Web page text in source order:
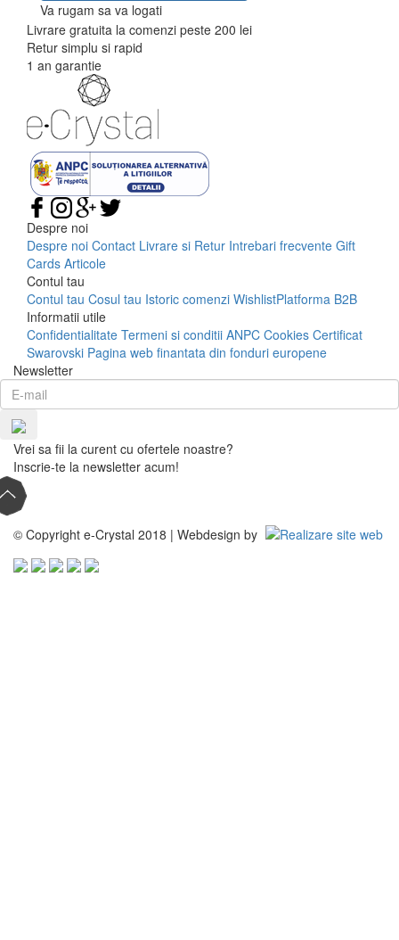
Va rugam sa va logati
Livrare gratuita la comenzi peste 200 lei
Retur simplu si rapid
1 an garantie
Despre noi
Despre noi Contact Livrare si Retur Intrebari frecvente Gift
Cards Articole
Contul tau
Contul tau Cosul tau Istoric comenzi WishlistPlatforma B2B
Informatii utile
Confidentialitate Termeni si conditii ANPC Cookies Certificat
Swarovski Pagina web finantata din fonduri europene
Newsletter
Vrei sa fii la curent cu ofertele noastre?
Inscrie-te la newsletter acum!
© Copyright e-Crystal 2018 | Webdesign by